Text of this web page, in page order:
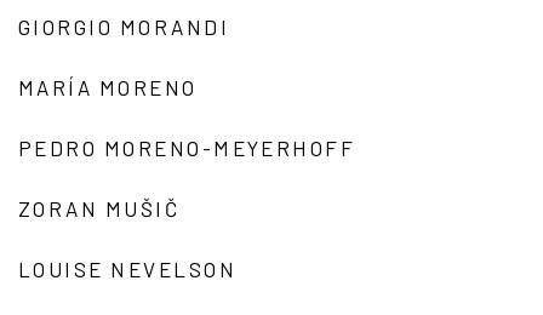
GIORGIO MORANDI
MARÍA MORENO
PEDRO MORENO-MEYERHOFF
ZORAN MUŠIČ
LOUISE NEVELSON